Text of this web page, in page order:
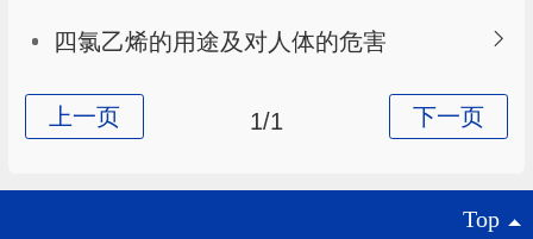
四氯乙烯的用途及对人体的危害
1/1
Top